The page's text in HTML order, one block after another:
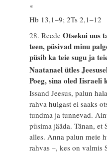
*
Hb 13,1–9; 2Ts 2,1–12
28. ReedeOtsekui uus
teen, püsivad minu
püsib ka teie sugu ja
Naatanael ütles
Poeg, sina oled Iisraeli
Issand Jeesus, palun
rahva hulgast ei saaks
tundma ja tunnevad.
püsima jääda. Tänan, et
alles. Anna palun meie
rahvas –, kes on valmis